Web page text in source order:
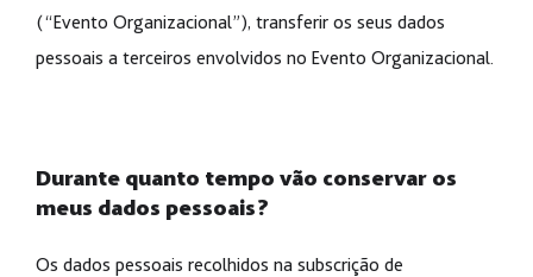
(“Evento Organizacional”), transferir os seus dados
pessoais a terceiros envolvidos no Evento Organizacional.
Durante quanto tempo vão conservar os
meus dados pessoais?
Os dados pessoais recolhidos na subscrição de